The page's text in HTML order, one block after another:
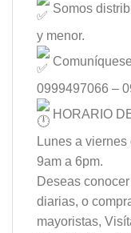
Somos
y menor.
0999497066 –
HORARIO
Lunes a
9am a 6pm.
Deseas
diarias, o
mayoristas,